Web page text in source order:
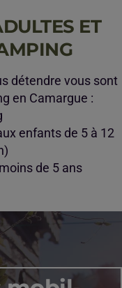
ET
détendre vous sont
en Camargue :
enfants de 5 à 12
de 5 ans